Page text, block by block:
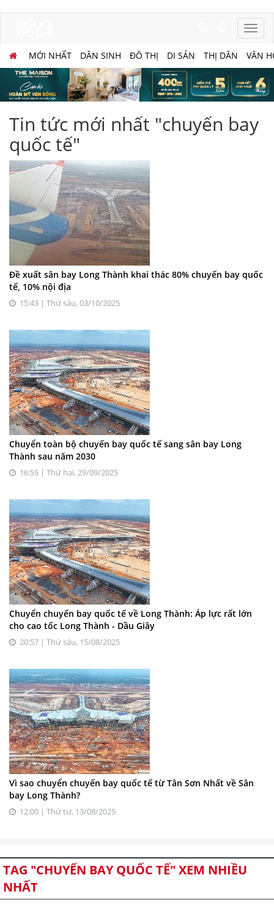
MỚI NHẤT DÂN SINH ĐÔ THỊ DI SẢN THỊ DÂN VĂN
Tin tức mới nhất "chuyến bay
quốc tế"
Đề xuất sân bay Long Thành khai thác 80% chuyến bay quốc
tế, 10% nội địa
15:43 | Thứ sáu, 03/10/2025
Chuyển toàn bộ chuyến bay quốc tế sang sân bay Long
Thành sau năm 2030
16:55 | Thứ hai, 29/09/2025
Chuyển chuyến bay quốc tế về Long Thành: Áp lực rất lớn
cho cao tốc Long Thành - Dầu Giây
20:57 | Thứ sáu, 15/08/2025
Vì sao chuyển chuyến bay quốc tế từ Tân Sơn Nhất về Sân
bay Long Thành?
12:00 | Thứ tư, 13/08/2025
TAG "CHUYẾN BAY QUỐC TẾ" XEM NHIỀU
NHẤT